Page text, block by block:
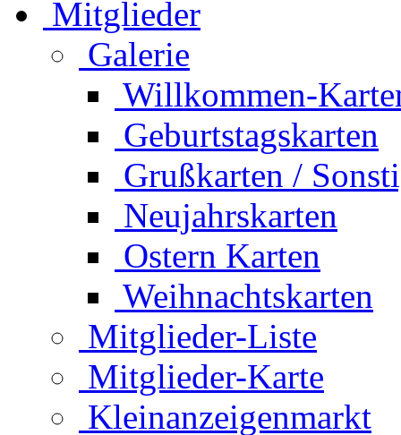
Mitglieder
Galerie
Willkommen-
Geburtstagskarten
Grußkarten /
Neujahrskarten
Ostern Karten
Weihnachtskarten
Mitglieder-Liste
Mitglieder-Karte
Kleinanzeigenmarkt